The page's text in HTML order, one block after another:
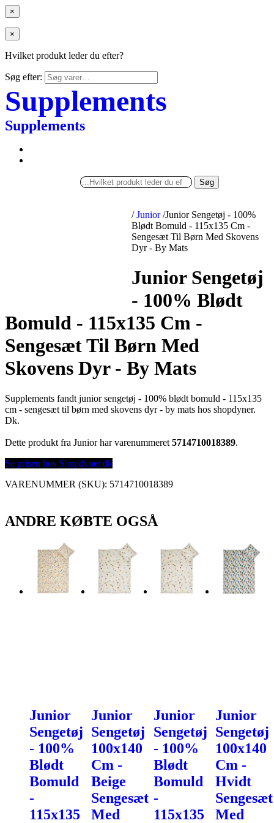
×
×
Hvilket produkt leder du efter?
Søg efter:
Supplements
Supplements
Søg
/ Junior /Junior Sengetøj - 100%
Blødt Bomuld - 115x135 Cm -
Sengesæt Til Børn Med Skovens
Dyr - By Mats
Junior Sengetøj
- 100% Blødt
Bomuld - 115x135 Cm -
Sengesæt Til Børn Med
Skovens Dyr - By Mats
Supplements fandt junior sengetøj - 100% blødt bomuld - 115x135
cm - sengesæt til børn med skovens dyr - by mats hos shopdyner.
Dk.
Dette produkt fra Junior har varenummeret 5714710018389.
Se prisen hos Shopdyner.dk
VARENUMMER (SKU): 5714710018389
ANDRE KØBTE OGSÅ
Junior
Sengetøj
- 100%
Blødt
Bomuld
-
115x135
Junior
Sengetøj
100x140
Cm -
Beige
Sengesæt
Med
Junior
Sengetøj
- 100%
Blødt
Bomuld
-
115x135
Junior
Sengetøj
100x140
Cm -
Hvidt
Sengesæt
Med